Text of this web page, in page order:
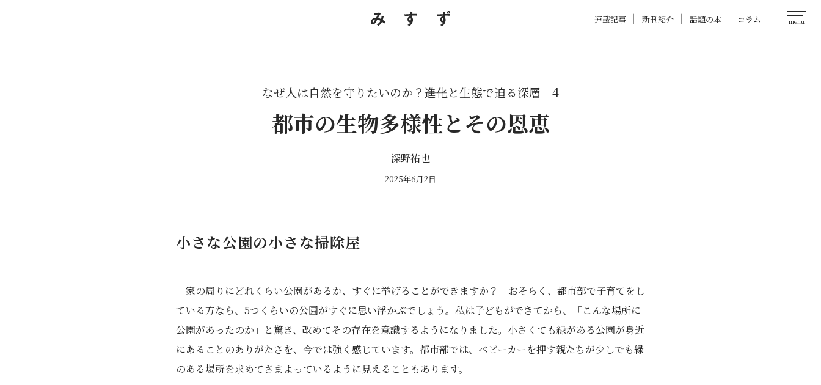
連載記事 新刊紹介 話題の本 コラム
なぜ人は自然を守りたいのか？――進化と生態で迫る深層 4
都市の生物多様性とその恩恵
深野祐也
2025年6月2日
小さな公園の小さな掃除屋
家の周りにどれくらい公園があるか、すぐに挙げることができますか？ おそらく、都市部で子育てをし
ている方なら、5つくらいの公園がすぐに思い浮かぶでしょう。私は子どもができてから、「こんな場所に
公園があったのか」と驚き、改めてその存在を意識するようになりました。小さくても緑がある公園が身近
にあることのありがたさを、今では強く感じています。都市部では、ベビーカーを押す親たちが少しでも緑
のある場所を求めてさまよっているように見えることもあります。